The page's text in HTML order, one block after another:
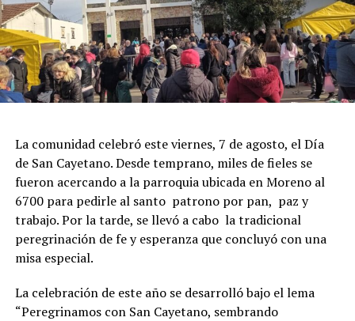
La comunidad celebró este viernes, 7 de agosto, el Día
de San Cayetano. Desde temprano, miles de fieles se
fueron acercando a la parroquia ubicada en Moreno al
6700 para pedirle al santo patrono por pan, paz y
trabajo. Por la tarde, se llevó a cabo la tradicional
peregrinación de fe y esperanza que concluyó con una
misa especial.
La celebración de este año se desarrolló bajo el lema
“Peregrinamos con San Cayetano, sembrando